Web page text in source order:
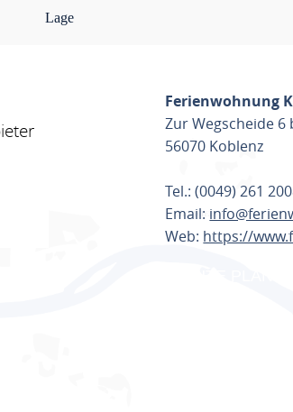
Lage
Ferienwohnung
Zur Wegscheide 6
56070 Koblenz
Tel.: (0049) 261
Email:
Web: https://